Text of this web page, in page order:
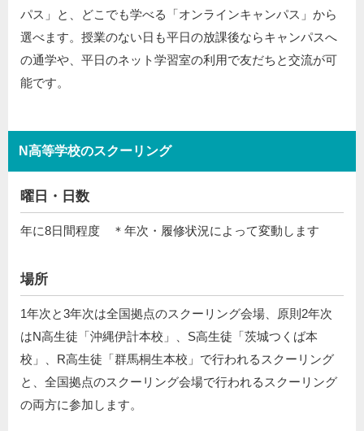
パス」と、どこでも学べる「オンラインキャンパス」から
選べます。授業のない日も平日の放課後ならキャンパスへ
の通学や、平日のネット学習室の利用で友だちと交流が可
能です。
N高等学校のスクーリング
曜日・日数
年に8日間程度 ＊年次・履修状況によって変動します
場所
1年次と3年次は全国拠点のスクーリング会場、原則2年次
はN高生徒「沖縄伊計本校」、S高生徒「茨城つくば本
校」、R高生徒「群馬桐生本校」で行われるスクーリング
と、全国拠点のスクーリング会場で⾏われるスクーリング
の両⽅に参加します。